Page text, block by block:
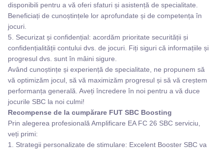
disponibili pentru a vă oferi sfaturi și asistență de specialitate.
Beneficiați de cunoștințele lor aprofundate și de competența în
jocuri.
5. Securizat și confidențial: acordăm prioritate securității și
confidențialității contului dvs. de jocuri. Fiți siguri că informațiile și
progresul dvs. sunt în mâini sigure.
Având cunoștințe și experiență de specialitate, ne propunem să
vă optimizăm jocul, să vă maximizăm progresul și să vă creștem
performanța generală. Aveți încredere în noi pentru a vă duce
jocurile SBC la noi culmi!
Recompense de la cumpărare FUT SBC Boosting
Prin alegerea profesională Amplificare EA FC 26 SBC serviciu,
veți primi:
1. Strategii personalizate de stimulare: Excelent Booster SBC va